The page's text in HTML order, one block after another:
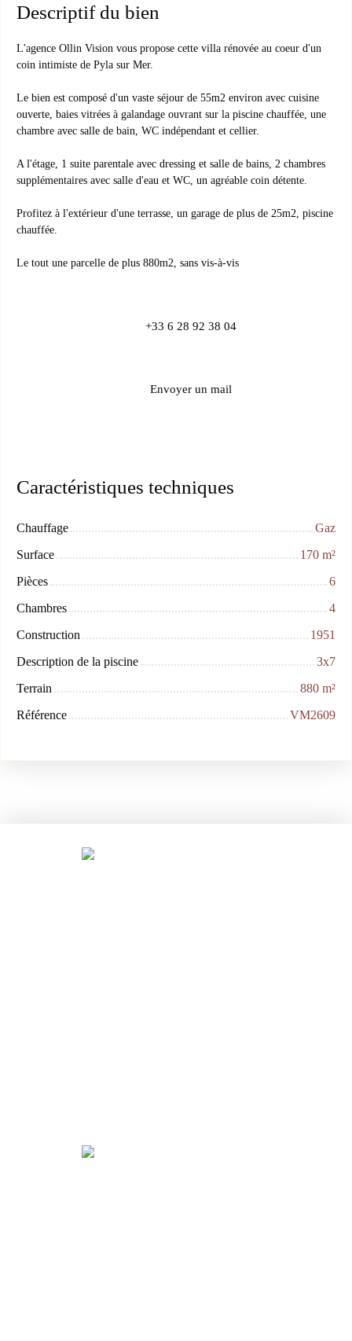
Descriptif du bien
L'agence Ollin Vision vous propose cette villa rénovée au coeur d'un
coin intimiste de Pyla sur Mer.
Le bien est composé d'un vaste séjour de 55m2 environ avec cuisine
ouverte, baies vitrées à galandage ouvrant sur la piscine chauffée, une
chambre avec salle de bain, WC indépendant et cellier.
A l'étage, 1 suite parentale avec dressing et salle de bains, 2 chambres
supplémentaires avec salle d'eau et WC, un agréable coin détente.
Profitez à l'extérieur d'une terrasse, un garage de plus de 25m2, piscine
chauffée.
Le tout une parcelle de plus 880m2, sans vis-à-vis
+33 6 28 92 38 04
Envoyer un mail
Caractéristiques techniques
Chauffage
Gaz
Surface
170 m²
Pièces
6
Chambres
4
Construction
1951
Description de la piscine
3x7
Terrain
880 m²
Référence
VM2609